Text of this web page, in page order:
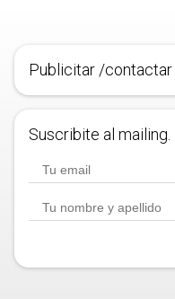
Publicitar /contactar
Suscribite al mailing.